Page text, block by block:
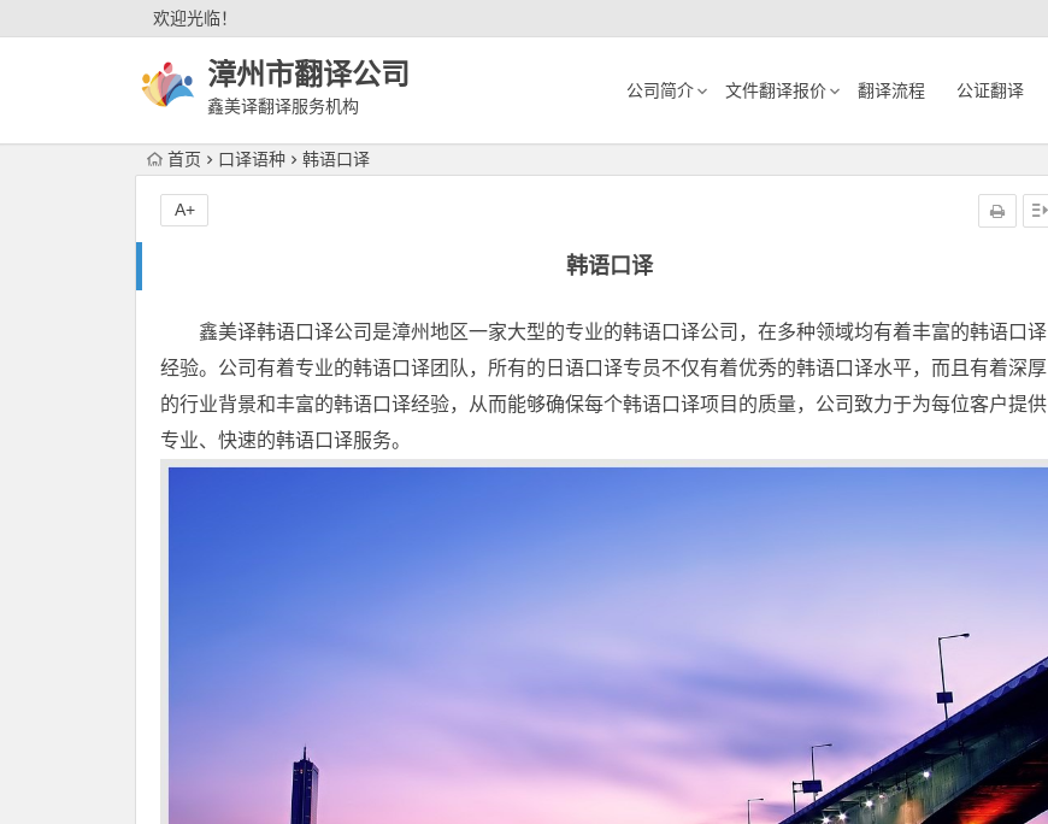
欢迎光临！
漳州市翻译公司
鑫美译翻译服务机构
公司简介 文件翻译报价 翻译流程 公证翻译
首页 口译语种 韩语口译
韩语口译
A+
鑫美译韩语口译公司是漳州地区一家大型的专业的韩语口译公司，在多种领域均有着丰富的韩语口译
经验。公司有着专业的韩语口译团队，所有的日语口译专员不仅有着优秀的韩语口译水平，而且有着深厚
的行业背景和丰富的韩语口译经验，从而能够确保每个韩语口译项目的质量，公司致力于为每位客户提供
专业、快速的韩语口译服务。